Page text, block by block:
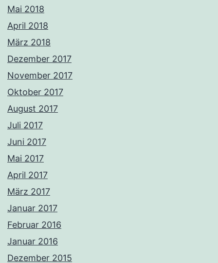
Mai 2018
April 2018
März 2018
Dezember 2017
November 2017
Oktober 2017
August 2017
Juli 2017
Juni 2017
Mai 2017
April 2017
März 2017
Januar 2017
Februar 2016
Januar 2016
Dezember 2015